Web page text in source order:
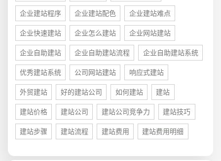
企业建站程序 企业建站配色 企业建站难点
企业快速建站 企业怎么建站 企业网站建站
企业自助建站 企业自助建站流程 企业自助建站系统
优秀建站系统 公司网站建站 响应式建站
外贸建站 好的建站公司 如何建站 建站
建站价格 建站公司 建站公司竞争力 建站技巧
建站步骤 建站流程 建站费用 建站费用明细